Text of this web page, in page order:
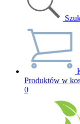
Produktów w
0